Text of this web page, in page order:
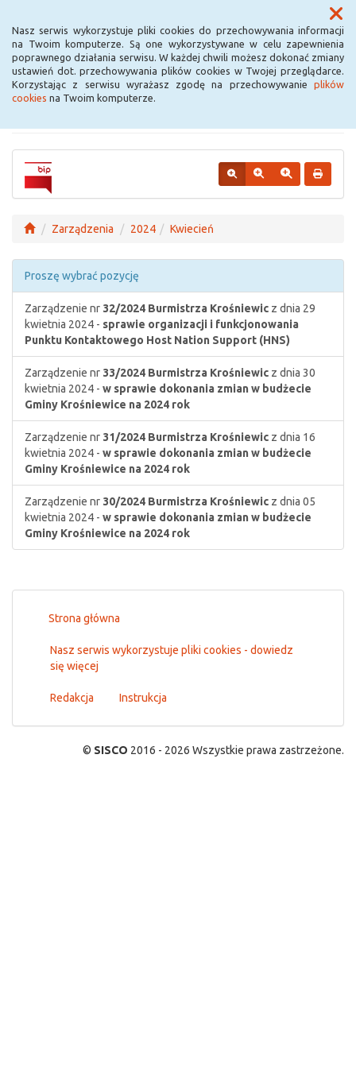
Nasz serwis wykorzystuje pliki cookies do przechowywania informacji
na Twoim komputerze. Są one wykorzystywane w celu zapewnienia
poprawnego działania serwisu. W każdej chwili możesz dokonać zmiany
ustawień dot. przechowywania plików cookies w Twojej przeglądarce.
Korzystając z serwisu wyrażasz zgodę na przechowywanie plików
cookies na Twoim komputerze.
Menu
Urząd Miejski w
Krośniewicach
Zarządzenia 2024 Kwiecień
Proszę wybrać pozycję
Zarządzenie nr 32/2024 Burmistrza Krośniewic z dnia 29
kwietnia 2024 - sprawie organizacji i funkcjonowania
Punktu Kontaktowego Host Nation Support (HNS)
Zarządzenie nr 33/2024 Burmistrza Krośniewic z dnia 30
kwietnia 2024 - w sprawie dokonania zmian w budżecie
Gminy Krośniewice na 2024 rok
Zarządzenie nr 31/2024 Burmistrza Krośniewic z dnia 16
kwietnia 2024 - w sprawie dokonania zmian w budżecie
Gminy Krośniewice na 2024 rok
Zarządzenie nr 30/2024 Burmistrza Krośniewic z dnia 05
kwietnia 2024 - w sprawie dokonania zmian w budżecie
Gminy Krośniewice na 2024 rok
Strona główna
Nasz serwis wykorzystuje pliki cookies - dowiedz
się więcej
Redakcja Instrukcja
© SISCO 2016 - 2026 Wszystkie prawa zastrzeżone.